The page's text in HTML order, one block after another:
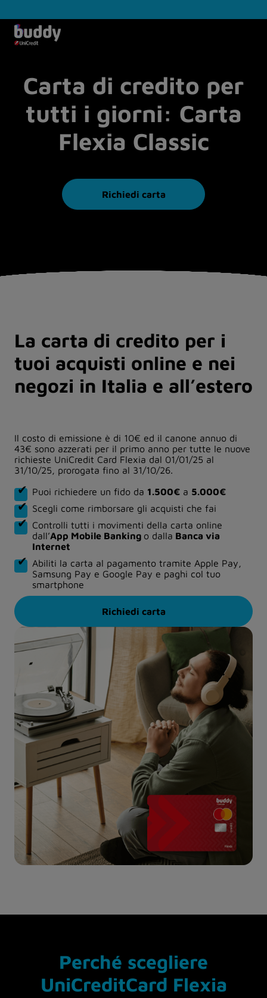
Carta di credito per
tutti i giorni: Carta
Flexia Classic
Richiedi carta
La carta di credito per i
tuoi acquisti online e nei
negozi in Italia e all’estero
Il costo di emissione è di 10€ ed il canone annuo di
43€ sono azzerati per il primo anno per tutte le nuove
richieste UniCredit Card Flexia dal 01/01/25 al
31/10/25, prorogata fino al 31/10/26.
Puoi richiedere un fido da 1.500€ a 5.000€
Scegli come rimborsare gli acquisti che fai
Controlli tutti i movimenti della carta online
dall’App Mobile Banking o dalla Banca via
Internet
Abiliti la carta al pagamento tramite Apple Pay,
Samsung Pay e Google Pay e paghi col tuo
smartphone
Richiedi carta
Perché scegliere
UniCreditCard Flexia